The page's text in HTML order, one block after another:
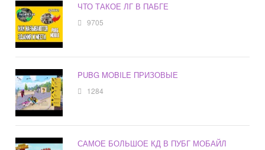
ЧТО ТАКОЕ ЛГ В ПАБГЕ
9705
PUBG MOBILE ПРИЗОВЫЕ
1284
САМОЕ БОЛЬШОЕ КД В ПУБГ МОБАЙЛ